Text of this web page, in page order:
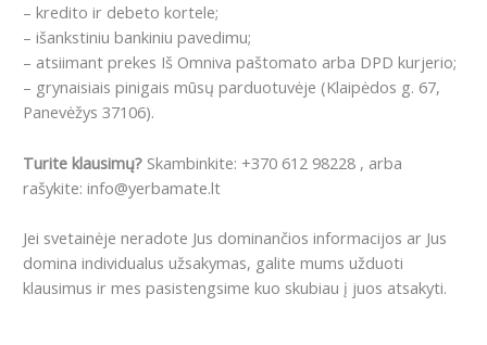
– kredito ir debeto kortele;
– išankstiniu bankiniu pavedimu;
– atsiimant prekes Iš Omniva paštomato arba DPD kurjerio;
– grynaisiais pinigais mūsų parduotuvėje (Klaipėdos g. 67,
Panevėžys 37106).
Turite klausimų? Skambinkite: +370 612 98228 , arba
rašykite: info@yerbamate.lt
Jei svetainėje neradote Jus dominančios informacijos ar Jus
domina individualus užsakymas, galite mums užduoti
klausimus ir mes pasistengsime kuo skubiau į juos atsakyti.